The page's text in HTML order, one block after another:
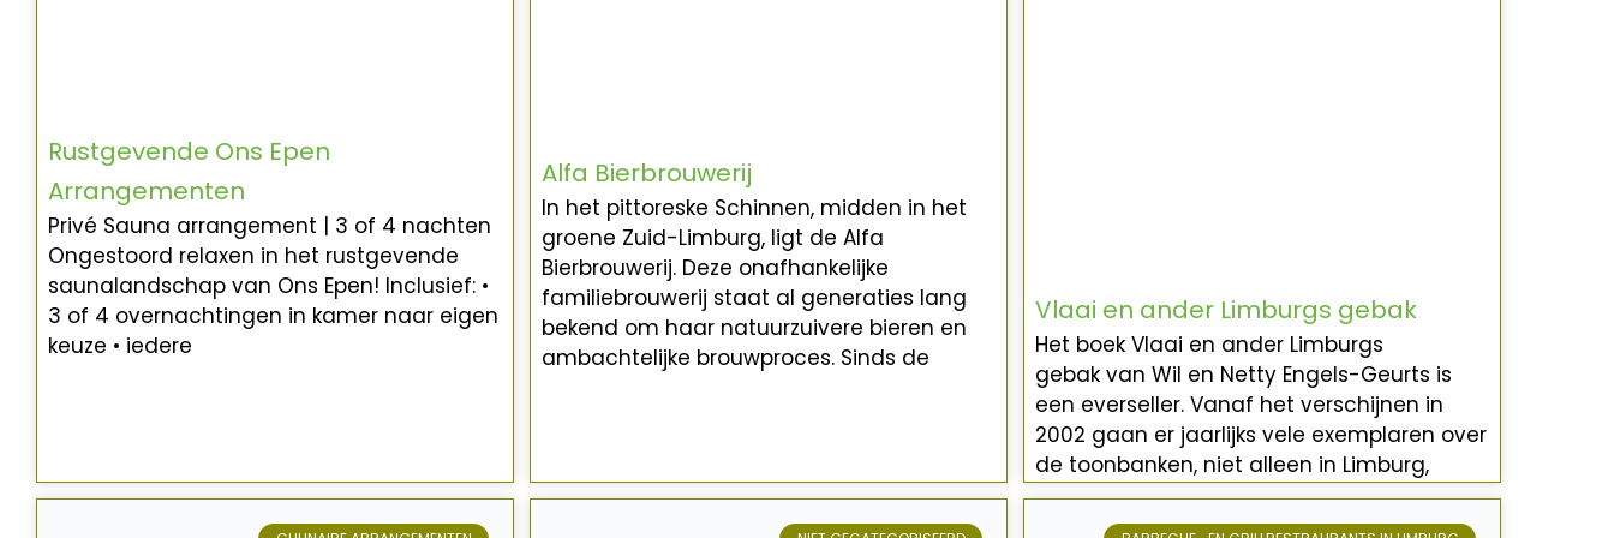
Rustgevende Ons Epen
Arrangementen
Privé Sauna arrangement | 3 of 4 nachten
Ongestoord relaxen in het rustgevende
saunalandschap van Ons Epen! Inclusief: •
3 of 4 overnachtingen in kamer naar eigen
keuze • iedere
Alfa Bierbrouwerij
In het pittoreske Schinnen, midden in het
groene Zuid-Limburg, ligt de Alfa
Bierbrouwerij. Deze onafhankelijke
familiebrouwerij staat al generaties lang
bekend om haar natuurzuivere bieren en
ambachtelijke brouwproces. Sinds de
Vlaai en ander Limburgs gebak
Het boek Vlaai en ander Limburgs
gebak van Wil en Netty Engels-Geurts is
een everseller. Vanaf het verschijnen in
2002 gaan er jaarlijks vele exemplaren over
de toonbanken, niet alleen in Limburg,